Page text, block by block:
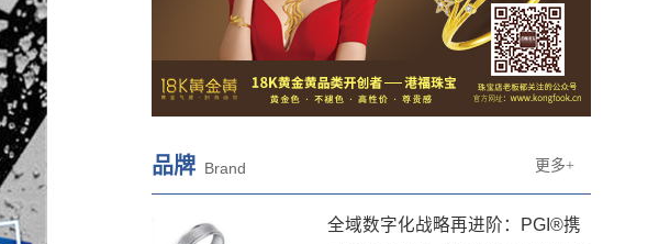
品牌 Brand 更多+
全域数字化战略再进阶：PGI®携